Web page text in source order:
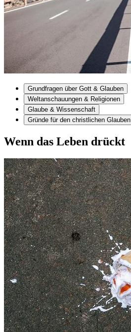
Grundfragen über Gott & Glauben
Weltanschauungen & Religionen
Glaube & Wissenschaft
Gründe für den christlichen Glauben
Wenn das Leben drückt